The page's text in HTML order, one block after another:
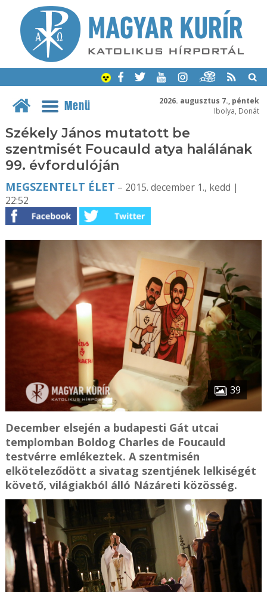
2026. augusztus 7., péntek
Ibolya, Donát
Menü
Székely János mutatott be
szentmisét Foucauld atya halálának
99. évfordulóján
MEGSZENTELT ÉLET – 2015. december 1., kedd |
22:52
39
December elsején a budapesti Gát utcai
templomban Boldog Charles de Foucauld
testvérre emlékeztek. A szentmisén
elköteleződött a sivatag szentjének lelkiségét
követő, világiakból álló Názáreti közösség.